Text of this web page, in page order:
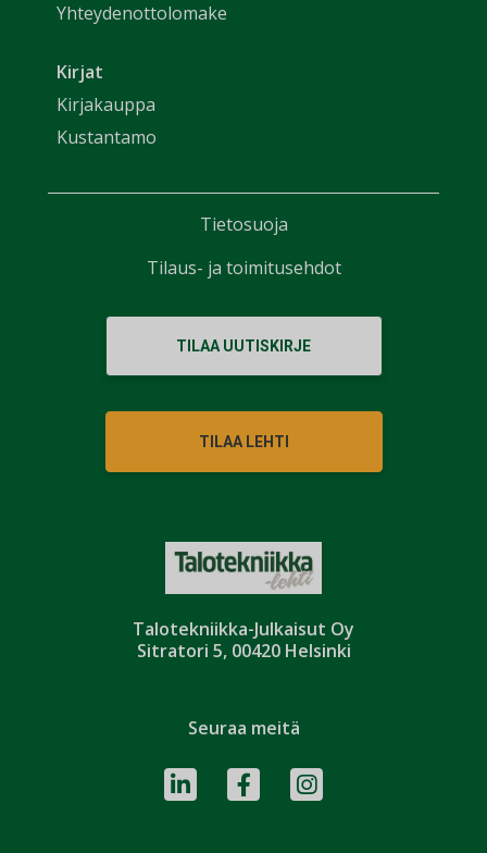
Talotekniikka-Julkaisut Oy
Sitratori 5, 00420 Helsinki
Yhteydenottolomake
Kirjat
Kirjakauppa
Kustantamo
TILAA UUTISKIRJE
TILAA LEHTI
Seuraa meitä
Tietosuoja
Tilaus- ja toimitusehdot